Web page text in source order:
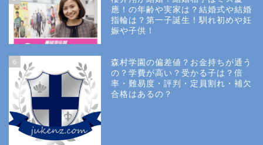
應！の年齢や実家は？結婚式や結婚
指輪は？第一子誕生！馴れ初めや妊
娠や子供！
6
森村学園の偏差値？お金持ちが通う
の？学費が高い？受かる子は？倍
率・難易度・評判・定員割れ・補欠
合格はあるの？